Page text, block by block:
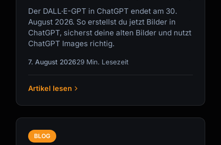
Der DALL·E-GPT in ChatGPT endet am 30.
August 2026. So erstellst du jetzt Bilder in
ChatGPT, sicherst deine alten Bilder und nutzt
ChatGPT Images richtig.
7. August 202629 Min. Lesezeit
Artikel lesen
BLOG